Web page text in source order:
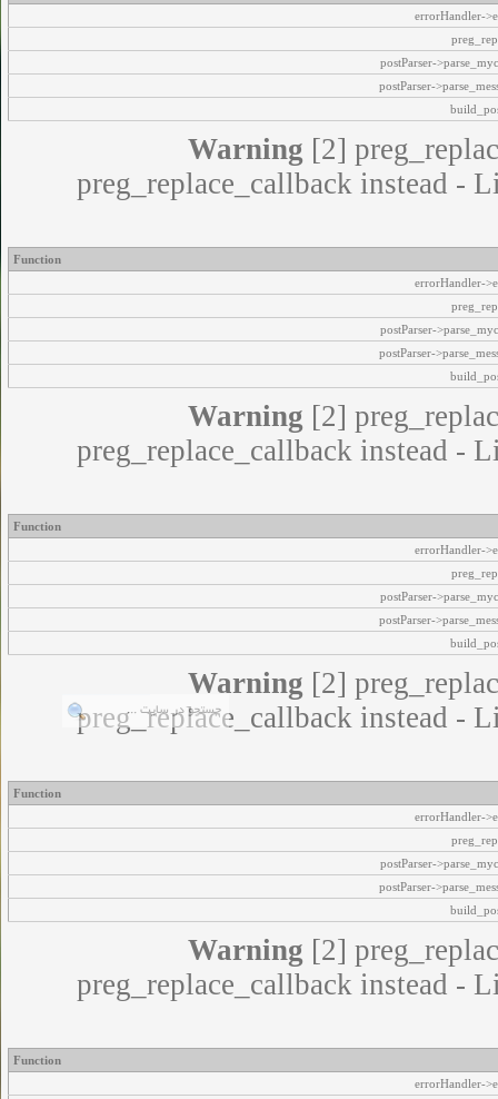
errorHandler-
postParser-
postParser-
Warning [2]
preg_replace_callback instead -
Function
errorHandler-
postParser-
postParser-
Warning [2]
preg_replace_callback instead -
Function
errorHandler-
postParser-
postParser-
Warning [2]
preg_replace_callback instead -
Function
errorHandler-
postParser-
postParser-
Warning [2]
preg_replace_callback instead -
Function
errorHandler-